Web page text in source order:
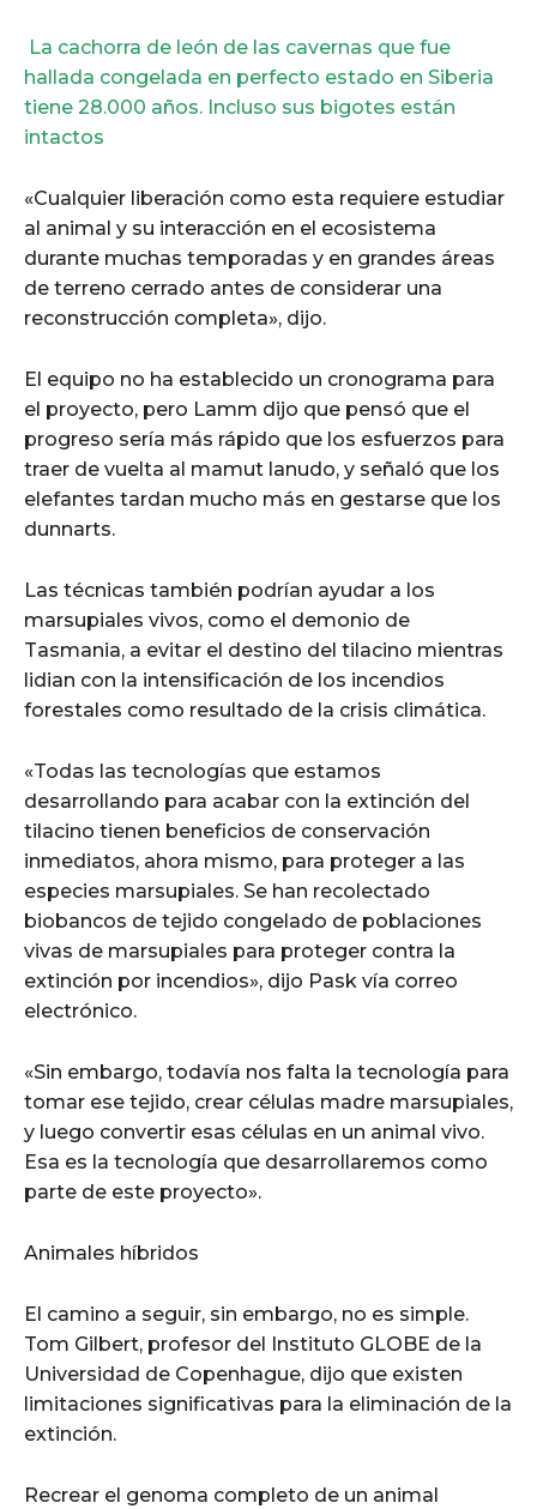
La cachorra de león de las cavernas que fue
hallada congelada en perfecto estado en Siberia
tiene 28.000 años. Incluso sus bigotes están
intactos
«Cualquier liberación como esta requiere estudiar
al animal y su interacción en el ecosistema
durante muchas temporadas y en grandes áreas
de terreno cerrado antes de considerar una
reconstrucción completa», dijo.
El equipo no ha establecido un cronograma para
el proyecto, pero Lamm dijo que pensó que el
progreso sería más rápido que los esfuerzos para
traer de vuelta al mamut lanudo, y señaló que los
elefantes tardan mucho más en gestarse que los
dunnarts.
Las técnicas también podrían ayudar a los
marsupiales vivos, como el demonio de
Tasmania, a evitar el destino del tilacino mientras
lidian con la intensificación de los incendios
forestales como resultado de la crisis climática.
«Todas las tecnologías que estamos
desarrollando para acabar con la extinción del
tilacino tienen beneficios de conservación
inmediatos, ahora mismo, para proteger a las
especies marsupiales. Se han recolectado
biobancos de tejido congelado de poblaciones
vivas de marsupiales para proteger contra la
extinción por incendios», dijo Pask vía correo
electrónico.
«Sin embargo, todavía nos falta la tecnología para
tomar ese tejido, crear células madre marsupiales,
y luego convertir esas células en un animal vivo.
Esa es la tecnología que desarrollaremos como
parte de este proyecto».
Animales híbridos
El camino a seguir, sin embargo, no es simple.
Tom Gilbert, profesor del Instituto GLOBE de la
Universidad de Copenhague, dijo que existen
limitaciones significativas para la eliminación de la
extinción.
Recrear el genoma completo de un animal